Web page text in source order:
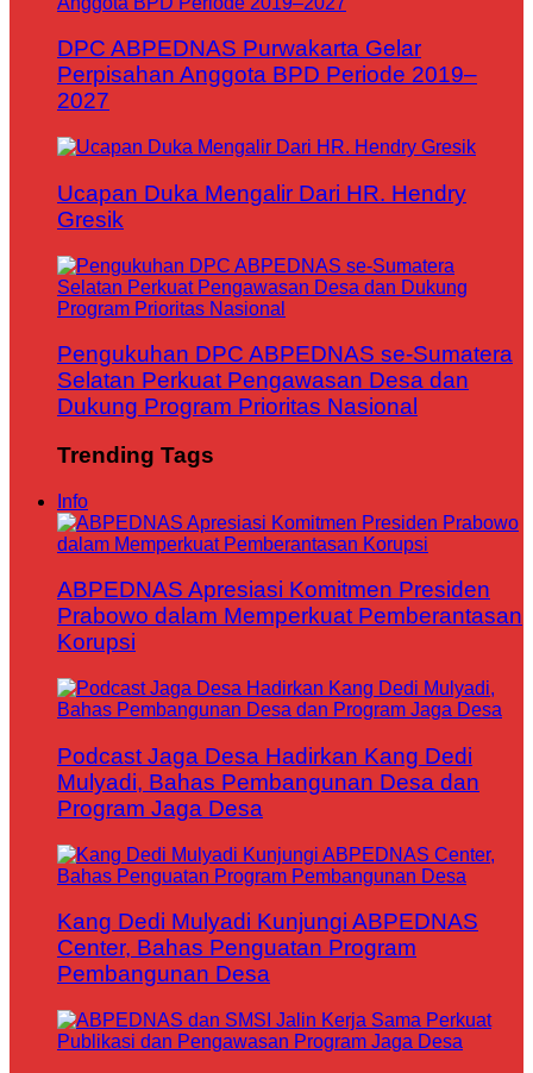
DPC ABPEDNAS Purwakarta Gelar
Perpisahan Anggota BPD Periode 2019–
2027
Ucapan Duka Mengalir Dari HR. Hendry
Gresik
Pengukuhan DPC ABPEDNAS se-Sumatera
Selatan Perkuat Pengawasan Desa dan
Dukung Program Prioritas Nasional
Trending Tags
Info
ABPEDNAS Apresiasi Komitmen Presiden
Prabowo dalam Memperkuat Pemberantasan
Korupsi
Podcast Jaga Desa Hadirkan Kang Dedi
Mulyadi, Bahas Pembangunan Desa dan
Program Jaga Desa
Kang Dedi Mulyadi Kunjungi ABPEDNAS
Center, Bahas Penguatan Program
Pembangunan Desa